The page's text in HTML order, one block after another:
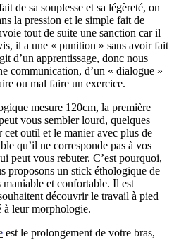
de sa souplesse et sa légèreté, on
la pression et le simple fait de
tout de suite une sanction car il
il a une « punition » sans avoir fait
d’un apprentissage, donc nous
communication, d’un « dialogue »
ou mal faire un exercice.
mesure 120cm, la première
vous sembler lourd, quelques
cet outil et le manier avec plus de
qu’il ne corresponde pas à vos
peut vous rebuter. C’est pourquoi,
proposons un stick éthologique de
et confortable. Il est
découvrir le travail à pied
à leur morphologie.
est le prolongement de votre bras,